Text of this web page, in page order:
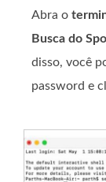
Abra o
Busca do
disso, você
password e